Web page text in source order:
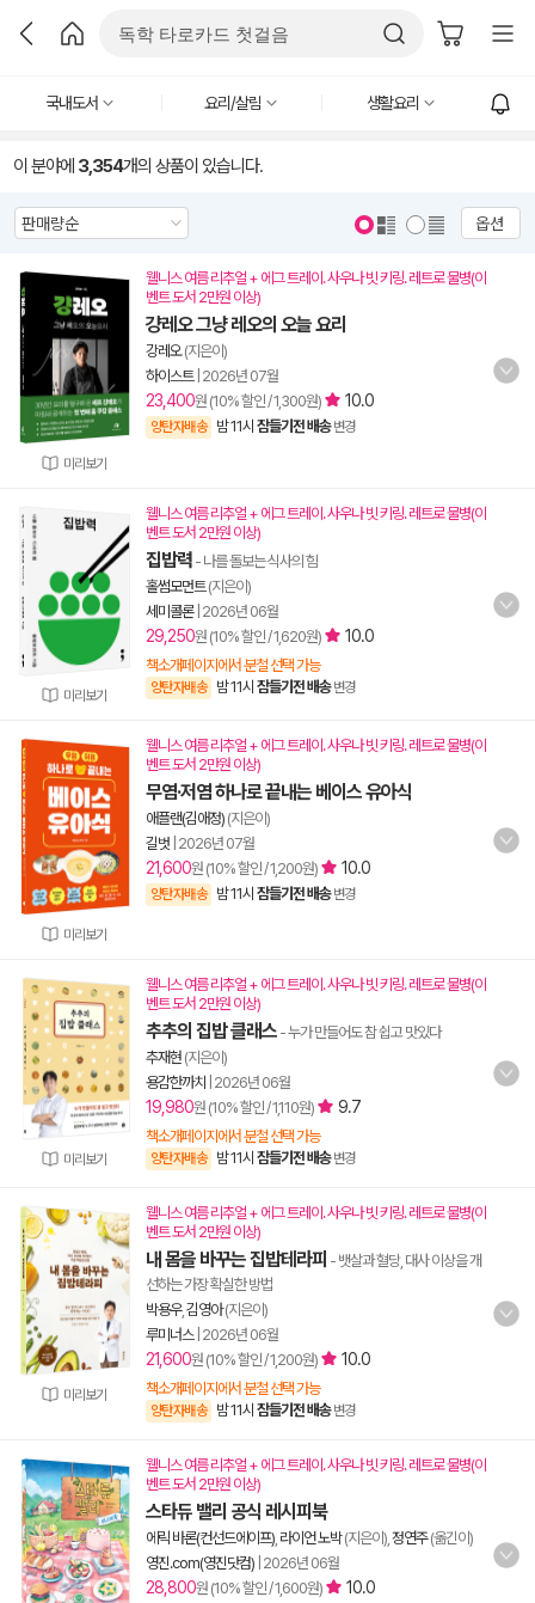
국내도서 요리/살림 생활요리
이 분야에 3,354개의 상품이 있습니다.
옵션
미리보기
웰니스 여름 리추얼 + 에그 트레이. 사우나 빗 키링. 레트로 물병(이
벤트 도서 2만원 이상)
걍레오 그냥 레오의 오늘 요리
강레오(지은이)
하이스트| 2026년 07월
23,400원 (10% 할인 / 1,300원) 10.0
양탄자배송 밤 11시 잠들기전 배송 변경
미리보기
웰니스 여름 리추얼 + 에그 트레이. 사우나 빗 키링. 레트로 물병(이
벤트 도서 2만원 이상)
집밥력 - 나를 돌보는 식사의 힘
홀썸모먼트(지은이)
세미콜론| 2026년 06월
29,250원 (10% 할인 / 1,620원) 10.0
책소개페이지에서 분철 선택 가능
양탄자배송 밤 11시 잠들기전 배송 변경
미리보기
웰니스 여름 리추얼 + 에그 트레이. 사우나 빗 키링. 레트로 물병(이
벤트 도서 2만원 이상)
무염·저염 하나로 끝내는 베이스 유아식
애플랜(김애정) (지은이)
길벗 2026년 07월
21,600원 (10% 할인 / 1,200원) 10.0
양탄자배송 밤 11시 잠들기전 배송 변경
미리보기
웰니스 여름 리추얼 + 에그 트레이. 사우나 빗 키링. 레트로 물병(이
벤트 도서 2만원 이상)
추추의 집밥 클래스 - 누가 만들어도 참 쉽고 맛있다
추재현 (지은이)
용감한까치
2026년 06월
19,980원 (10% 할인 / 1,110원) 9.7
책소개페이지에서 분철 선택 가능
양탄자배송 밤 11시 잠들기전 배송 변경
미리보기
웰니스 여름 리추얼 + 에그 트레이. 사우나 빗 키링. 레트로 물병(이
벤트 도서 2만원 이상)
내 몸을 바꾸는 집밥테라피 - 뱃살과 혈당, 대사 이상을 개
선하는 가장 확실한 방법
박용우, 김영아(지은이)
루미너스| 2026년 06월
21,600원 (10% 할인 / 1,200원) 10.0
책소개페이지에서 분철 선택 가능
양탄자배송 밤 11시 잠들기전 배송 변경
웰니스 여름 리추얼 + 에그 트레이. 사우나 빗 키링. 레트로 물병(이
벤트 도서 2만원 이상)
스타듀 밸리 공식 레시피북
에릭 바론(컨선드에이프) 라이언 노박(지은이), 정연주(옮긴이)
영진.com(영진닷컴) 2026년 06월
28,800원 (10% 할인 / 1,600원) 10.0